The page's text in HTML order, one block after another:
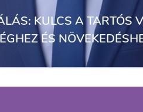
KULCS A TARTÓS
ÉS